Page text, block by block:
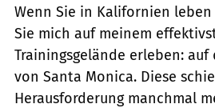
Wenn Sie in Kalifornien
Sie mich auf meinem
Trainingsgelände erleben: auf
von Santa Monica. Diese
Herausforderung manchmal